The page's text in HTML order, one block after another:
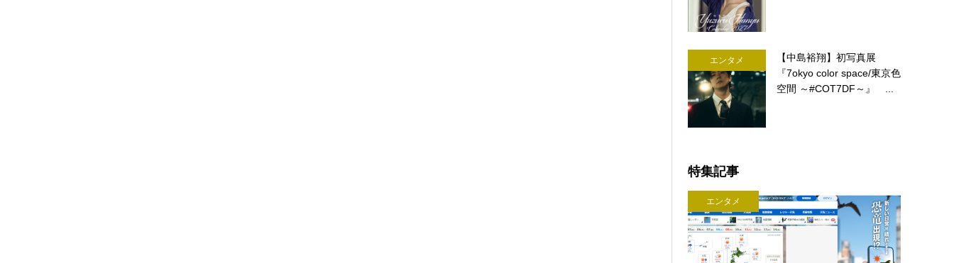
エンタメ
【中島裕翔】初写真展
『7okyo color space/東京色
空間 ～#COT7DF～』 ...
特集記事
エンタメ